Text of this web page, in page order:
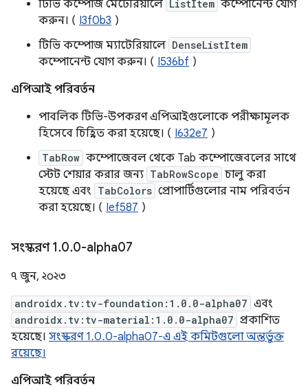
টিভি কম্পোজ মেটেরিয়ালে ListItem কম্পোনেন্ট যোগ
করুন। ( I3f0b3 )
টিভি কম্পোজ ম্যাটেরিয়ালে DenseListItem
কম্পোনেন্ট যোগ করুন। ( I536bf )
এপিআই পরিবর্তন
পাবলিক টিভি-উপকরণ এপিআইগুলোকে পরীক্ষামূলক
হিসেবে চিহ্নিত করা হয়েছে। ( I632e7 )
TabRow কম্পোজেবল থেকে Tab কম্পোজেবলের সাথে
স্টেট শেয়ার করার জন্য TabRowScope চালু করা
হয়েছে এবং TabColors প্রোপার্টিগুলোর নাম পরিবর্তন
করা হয়েছে। ( Ief587 )
সংস্করণ 1.0.0-alpha07
৭ জুন, ২০২৩
androidx.tv:tv-foundation:1.0.0-alpha07 এবং
androidx.tv:tv-material:1.0.0-alpha07 প্রকাশিত
হয়েছে। সংস্করণ 1.0.0-alpha07-এ এই কমিটগুলো অন্তর্ভুক্ত
রয়েছে।
এপিআই পরিবর্তন